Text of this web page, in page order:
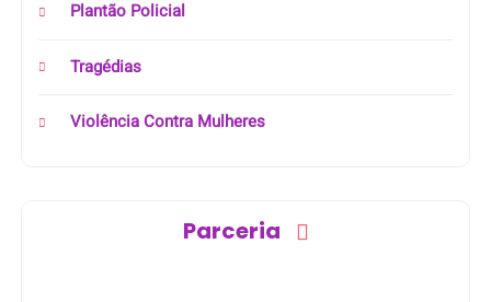
Plantão Policial
Tragédias
Violência Contra Mulheres
Parceria